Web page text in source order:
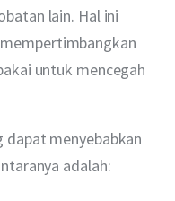
lain. Hal ini
untuk mencegah
menyebabkan
adalah: